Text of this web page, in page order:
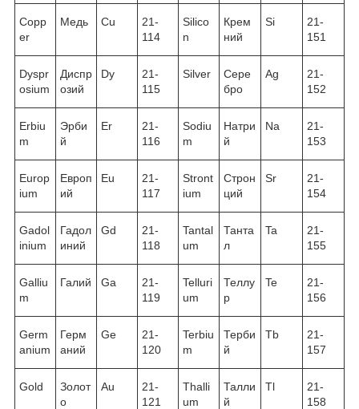
Copp
er
Медь Cu
21-
114
Silico
n
Крем
ний
Si
21-
151
Dyspr
osium
Диспр
озий
Dy
21-
115
Silver
Сере
бро
Ag
21-
152
Erbiu
m
Эрби
й
Er
21-
116
Sodiu
m
Натри
й
Na
21-
153
Europ
ium
Европ
ий
Eu
21-
117
Stront
ium
Строн
ций
Sr
21-
154
Gadol
inium
Гадол
иний
Gd
21-
118
Tantal
um
Танта
л
Ta
21-
155
Galliu
m
Галий Ga
21-
119
Telluri
um
Теллу
р
Te
21-
156
Germ
anium
Герм
аний
Ge
21-
120
Terbiu
m
Терби
й
Tb
21-
157
Gold
Золот
о
Au
21-
121
Thalli
um
Талли
й
Tl
21-
158